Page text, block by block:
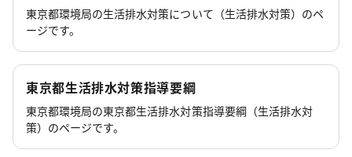
東京都環境局の生活排水対策について（生活排水対策）のペ
ージです。
東京都生活排水対策指導要綱
東京都環境局の東京都生活排水対策指導要綱（生活排水対
策）のページです。